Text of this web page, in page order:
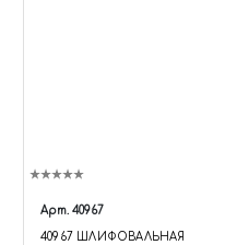
Арт. 40967
40967 ШЛИФОВАЛЬНАЯ